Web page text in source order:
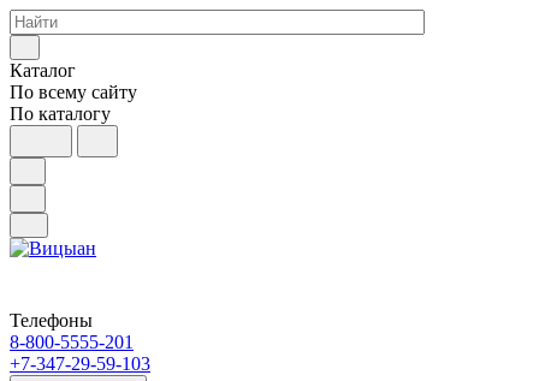
Каталог
По всему сайту
По каталогу
Телефоны
8-800-5555-201
+7-347-29-59-103